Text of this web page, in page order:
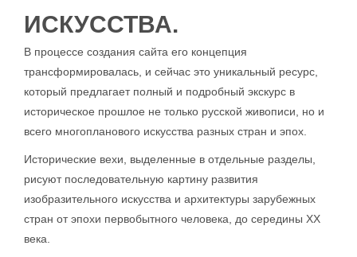
ИСКУССТВА.
В процессе создания сайта его концепция
трансформировалась, и сейчас это уникальный ресурс,
который предлагает полный и подробный экскурс в
историческое прошлое не только русской живописи, но и
всего многопланового искусства разных стран и эпох.
Исторические вехи, выделенные в отдельные разделы,
рисуют последовательную картину развития
изобразительного искусства и архитектуры зарубежных
стран от эпохи первобытного человека, до середины ХХ
века.